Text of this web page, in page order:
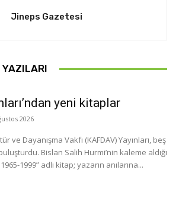
Jineps Gazetesi
YAZILARI
yeni kitaplar
2026
ve Dayanışma Vakfı (KAFDAV) Yayınları, beş
Bislan Salih Hurmi’nin kaleme aldığı
1999” adlı kitap; yazarın anılarına...